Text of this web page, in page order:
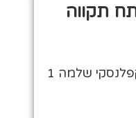
תקווה
שלמה 1